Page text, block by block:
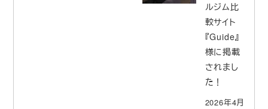
ルジム比
較サイト
『Guide』
様に掲載
されまし
た！
2026年4月